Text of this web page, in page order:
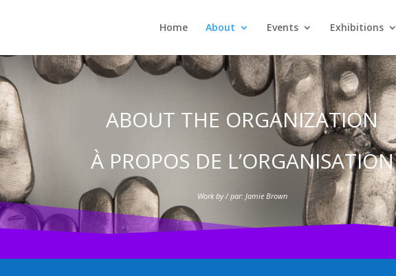
Home About Events Exhibitions
ABOUT THE ORGANIZATION
À PROPOS DE L’ORGANISATION
Work by / par: Jamie Brown